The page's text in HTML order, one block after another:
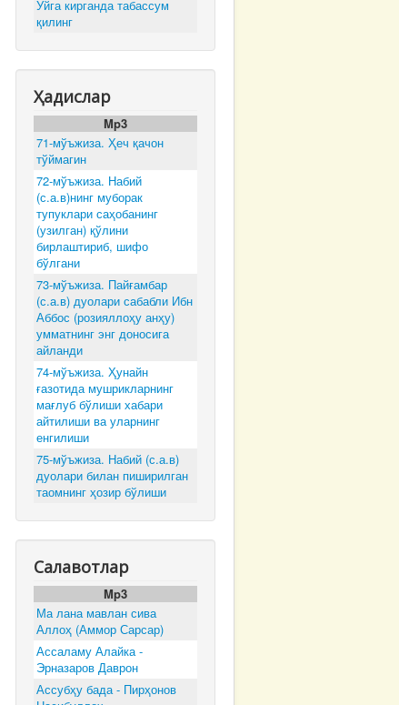
Уйга кирганда табассум
қилинг
Ҳадислар
Mp3
71-мўъжиза. Ҳеч қачон
тўймагин
72-мўъжиза. Набий
(с.а.в)нинг муборак
тупуклари саҳобанинг
(узилган) қўлини
бирлаштириб, шифо
бўлгани
73-мўъжиза. Пайғамбар
(с.а.в) дуолари сабабли Ибн
Аббос (розияллоҳу анҳу)
умматнинг энг доносига
айланди
74-мўъжиза. Ҳунайн
ғазотида мушрикларнинг
мағлуб бўлиши хабари
айтилиши ва уларнинг
енгилиши
75-мўъжиза. Набий (с.а.в)
дуолари билан пиширилган
таомнинг ҳозир бўлиши
Салавотлар
Mp3
Ма лана мавлан сива
Аллоҳ (Аммор Сарсар)
Ассаламу Алайка -
Эрназаров Даврон
Ассубҳу бада - Пирҳонов